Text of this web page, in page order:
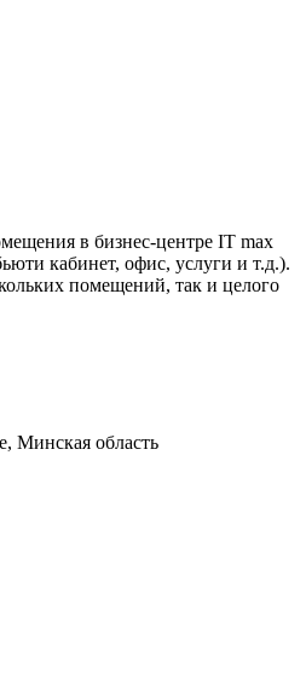
в бизнес-центре IT max
кабинет, офис, услуги и т.д.).
помещений, так и целого
Минская область